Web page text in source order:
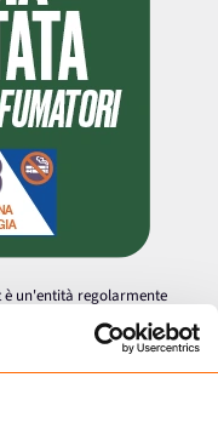
un'entità regolarmente
la vendita online di